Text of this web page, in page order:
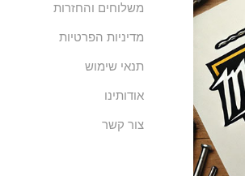
משלוחים והחזרות
מדיניות הפרטיות
תנאי שימוש
אודותינו
צור קשר